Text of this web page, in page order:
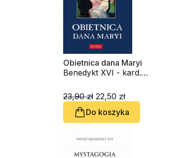
Obietnica dana Maryi
Benedykt XVI - kard.
23,90 zł 22,50 zł
Do koszyka